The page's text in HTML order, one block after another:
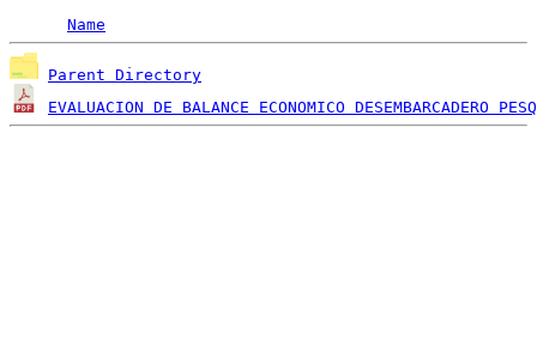
Name
Parent Directory
EVALUACION DE BALANCE ECONOMICO DESEMBARCADERO